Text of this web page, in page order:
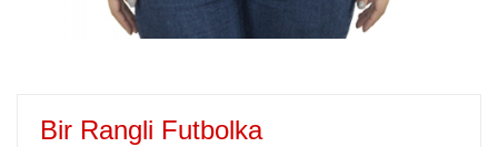
Bir Rangli Futbolka